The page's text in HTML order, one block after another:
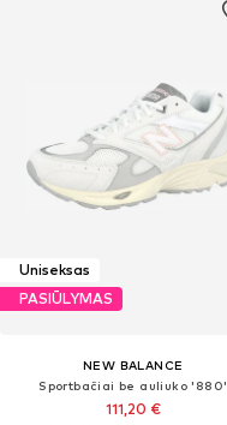
Uniseksas
PASIŪLYMAS
NEW BALANCE
Sportbačiai be auliuko '880'
111,20 €